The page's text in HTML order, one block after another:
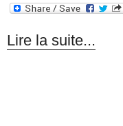
Lire la suite...